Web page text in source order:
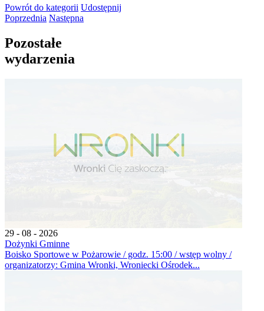
Powrót do kategorii Udostępnij
Poprzednia Następna
Pozostałe
wydarzenia
29 - 08 - 2026
Dożynki Gminne
Boisko Sportowe w Pożarowie / godz. 15:00 / wstęp wolny /
organizatorzy: Gmina Wronki, Wroniecki Ośrodek...